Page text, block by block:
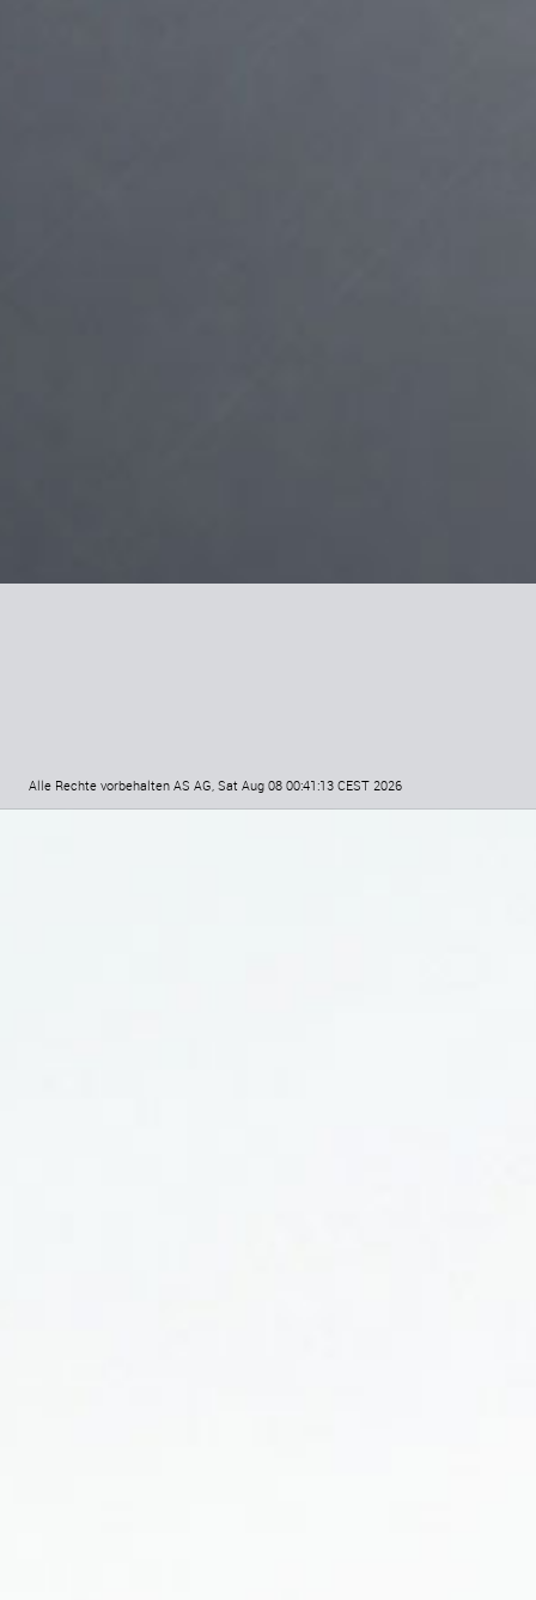
Alle Rechte vorbehalten AS AG, Sat Aug 08 00:41:13 CEST 2026